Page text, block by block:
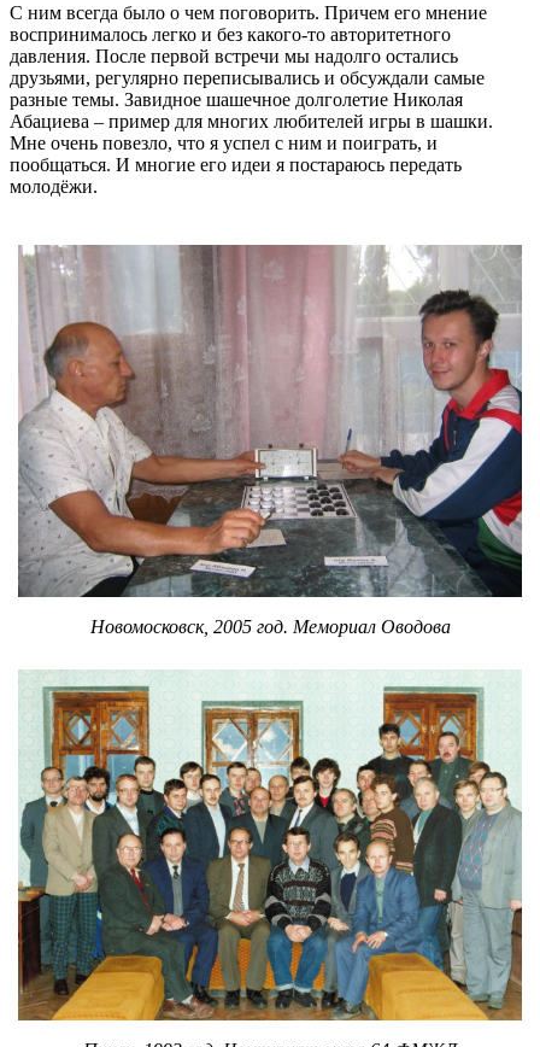
С ним всегда было о чем поговорить. Причем его мнение
воспринималось легко и без какого-то авторитетного
давления. После первой встречи мы надолго остались
друзьями, регулярно переписывались и обсуждали самые
разные темы. Завидное шашечное долголетие Николая
Абациева – пример для многих любителей игры в шашки.
Мне очень повезло, что я успел с ним и поиграть, и
пообщаться. И многие его идеи я постараюсь передать
молодёжи.
Новомосковск, 2005 год. Мемориал Оводова